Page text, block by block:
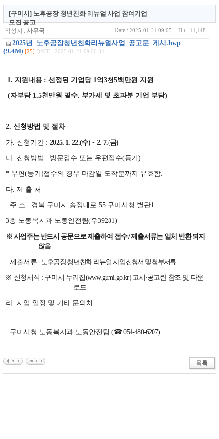
[구미시] 노후공장 청년친화 리뉴얼 사업 참여기업
모집 공고
작성자 : 사무국 Date : 2025-01-21 09:05 | Hit : 11,148
2025년_노후공장청년친화리뉴얼사업_공고문_게시.hwp
(9.4M) [25] DATE : 2025-01-21 09:06:34
1. 지원내용 : 선정된 기업당 1억 3천5백만원 지원
(자부담 1.5천만원 필수, 부가세 및 초과분 기업 부담)
2. 신청방법 및 절차
가. 신청기간 : 2025. 1. 22.(수) ~ 2. 7.(금)
나. 신청방법 : 방문접수 또는 우편접수(등기 )
* 우편(등기 )접수의 경우 마감일 도착분까지 유효함.
다. 제 출 처
∙ 주 소 : 경북 구미시 송정대로 55 구미시청 별관1
3층 노동복지과 노동안전팀(우39281)
※ 사업주는 반드시 공문으로 제출하여 접수/제출서류는 일체 반환 되지
않음
∙ 제출서류 :노후공장 청년친화 리뉴얼 사업신청서 및 첨부서류
※ 신청서식 : 구미시 누리집(www.gumi.go.kr) 고시 ‧공고란 참조 및 다운
로드
라. 사업 일정 및 기타 문의처
∙ 구미시청 노동복지과 노동안전팀 (☎054-480-6207)